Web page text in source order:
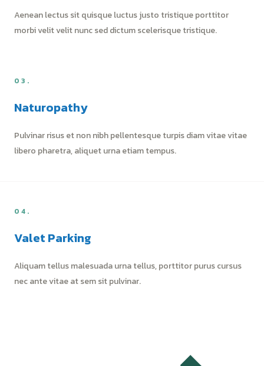
Aenean lectus sit quisque luctus justo tristique porttitor
morbi velit velit nunc sed dictum scelerisque tristique.
03.
Naturopathy
Pulvinar risus et non nibh pellentesque turpis diam vitae vitae
libero pharetra, aliquet urna etiam tempus.
04.
Valet Parking
Aliquam tellus malesuada urna tellus, porttitor purus cursus
nec ante vitae at sem sit pulvinar.